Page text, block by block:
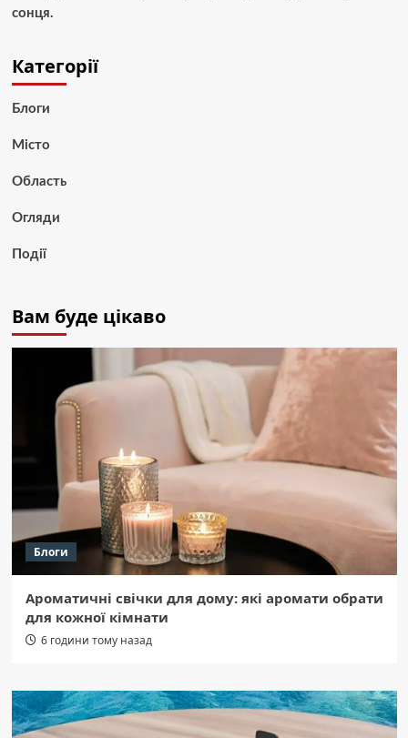
сонця.
Категорії
Блоги
Місто
Область
Огляди
Події
Вам буде цікаво
Блоги
Ароматичні свічки для дому: які аромати обрати
для кожної кімнати
6 години тому назад